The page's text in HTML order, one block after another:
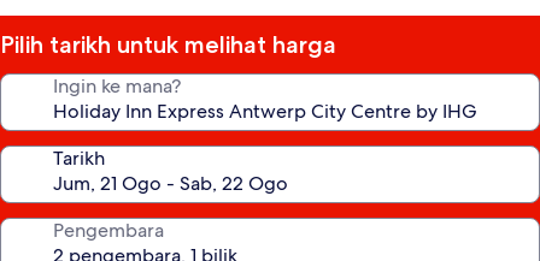
Pilih tarikh untuk melihat harga
Ingin ke mana?
Tarikh
Pengembara